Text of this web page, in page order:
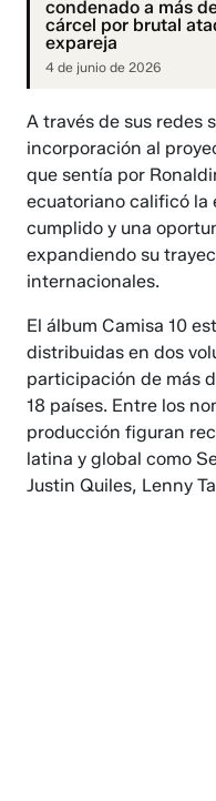
condenado a más
cárcel por brutal
expareja
4 de junio de 2026
A través de sus redes
incorporación al
que sentía por
ecuatoriano calificó la
cumplido y una
expandiendo su
internacionales.
El álbum Camisa 10
distribuidas en dos
participación de más
18 países. Entre los
producción figuran
latina y global como
Justin Quiles, Lenny